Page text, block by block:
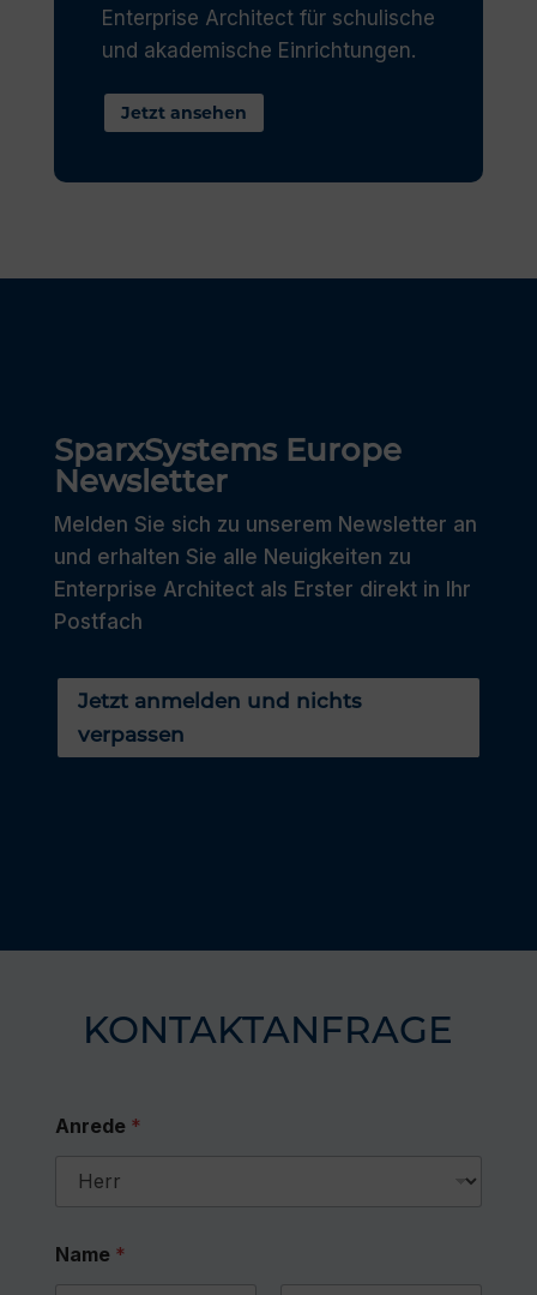
Enterprise Architect für schulische
und akademische Einrichtungen.
Jetzt ansehen
SparxSystems Europe
Newsletter
Melden Sie sich zu unserem Newsletter an
und erhalten Sie alle Neuigkeiten zu
Enterprise Architect als Erster direkt in Ihr
Postfach
Jetzt anmelden und nichts
verpassen
KONTAKTANFRAGE
Anrede *
Name *